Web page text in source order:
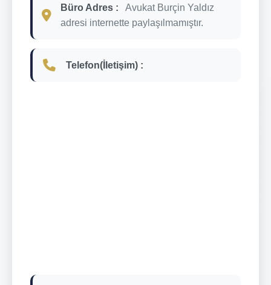
Büro Adres :
Avukat Burçin Yaldız
adresi internette paylaşılmamıştır.
Telefon(İletişim) :